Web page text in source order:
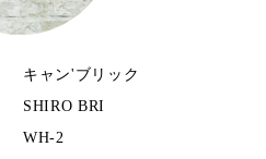
キャン'ブリック
SHIRO BRI
WH-2